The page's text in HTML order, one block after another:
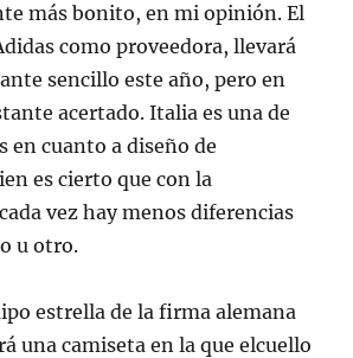
más bonito, en mi opinión. El
como proveedora, llevará
sencillo este año, pero en
acertado. Italia es una de
en cuanto a diseño de
es cierto que con la
vez hay menos diferencias
u otro.
estrella de la firma alemana
una camiseta en la que elcuello